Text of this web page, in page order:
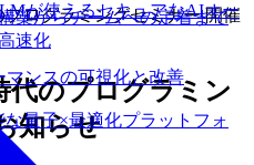
が使えるセキュアなAIオー
ンスの可視化と改善
量子×最適化プラットフォ
築からチームへの定着まで
速化
ログラミングセミナー 開催
代のプログラミン
知らせ